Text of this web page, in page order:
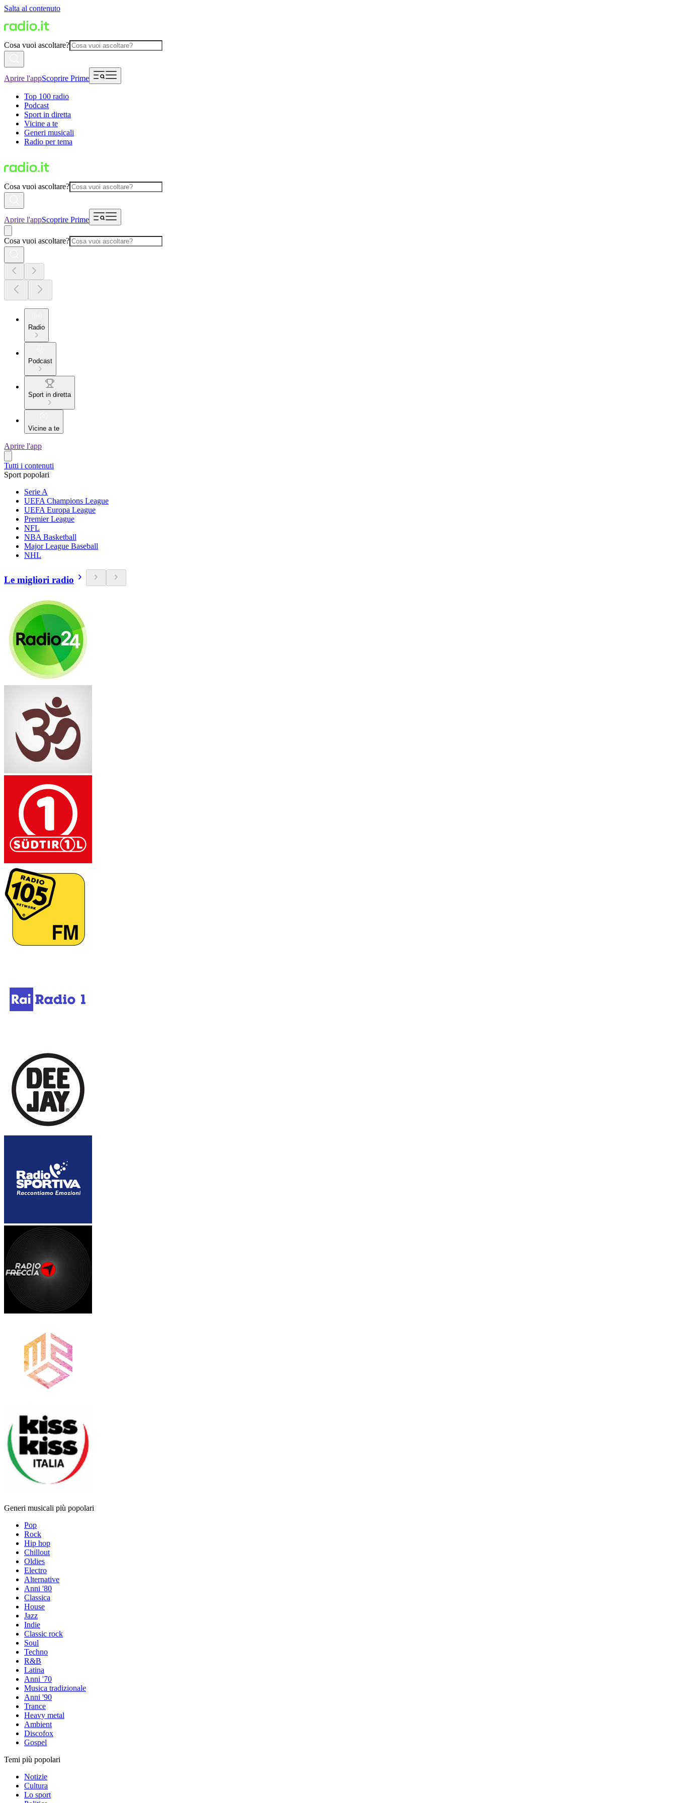
Salta al contenuto
Cosa vuoi ascoltare?
Aprire l'appScoprire Prime
Top 100 radio
Podcast
Sport in diretta
Vicine a te
Generi musicali
Radio per tema
Cosa vuoi ascoltare?
Aprire l'appScoprire Prime
Cosa vuoi ascoltare?
Radio
Podcast
Sport in diretta
Vicine a te
Aprire l'app
Tutti i contenuti
Sport popolari
Serie A
UEFA Champions League
UEFA Europa League
Premier League
NFL
NBA Basketball
Major League Baseball
NHL
Le migliori radio
Generi musicali più popolari
Pop
Rock
Hip hop
Chillout
Oldies
Electro
Alternative
Anni '80
Classica
House
Jazz
Indie
Classic rock
Soul
Techno
R&B
Latina
Anni '70
Musica tradizionale
Anni '90
Trance
Heavy metal
Ambient
Discofox
Gospel
Temi più popolari
Notizie
Cultura
Lo sport